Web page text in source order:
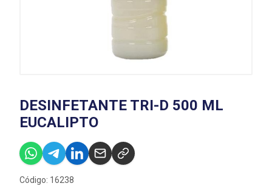
DESINFETANTE TRI-D 500 ML
EUCALIPTO
Código: 16238